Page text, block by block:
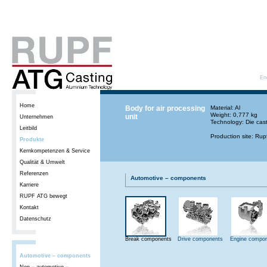
Home
Unternehmen
Leitbild
Produkte
Kernkompetenzen & Service
Qualität & Umwelt
Referenzen
Karriere
RUPF ATG bewegt
Kontakt
Datenschutz
Automotive – components
Body for air processing
unit
Material: Al
Weight: 0,777 kg
Technology: Die
Production site:
Automotive – components
Break components Drive components Engine